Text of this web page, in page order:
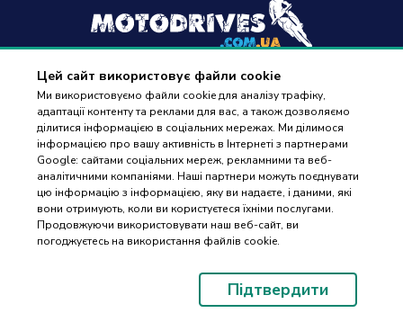
Цей сайт використовує файли cookie
Ми використовуємо файли cookie для аналізу трафіку,
адаптації контенту та реклами для вас, а також дозволяємо
ділитися інформацією в соціальних мережах. Ми ділимося
інформацією про вашу активність в Інтернеті з партнерами
Google: сайтами соціальних мереж, рекламними та веб-
аналітичними компаніями. Наші партнери можуть поєднувати
цю інформацію з інформацією, яку ви надаєте, і даними, які
вони отримують, коли ви користуєтеся їхніми послугами.
Продовжуючи використовувати наш веб-сайт, ви
погоджуєтесь на використання файлів cookie.
Підтвердити
+38(096) 488 77 88
дзвінки приймаються в робочі дні з 9:00 до 18:00
Оплата та доставка
Контакти
ПІДБІР
ЗАПЧАСТИН